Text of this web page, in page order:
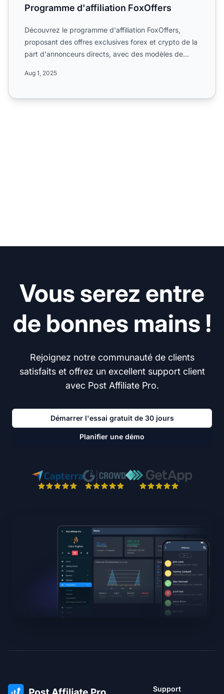
Programme d'affiliation FoxOffers
Découvrez le programme d'affiliation FoxOffers,
proposant des offres exclusives forex et crypto de la
part d'annonceurs directs, avec des modèles de
Aug 1, 2025
Vous serez entre
de bonnes mains !
Rejoignez notre communauté de clients
satisfaits et offrez un excellent support client
avec Post Affiliate Pro.
Démarrer l'essai gratuit de 30 jours
Planifier une démo
Support